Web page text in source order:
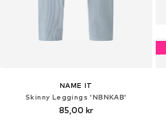
NAME IT
Skinny Leggings 'NBNKAB'
85,00 kr